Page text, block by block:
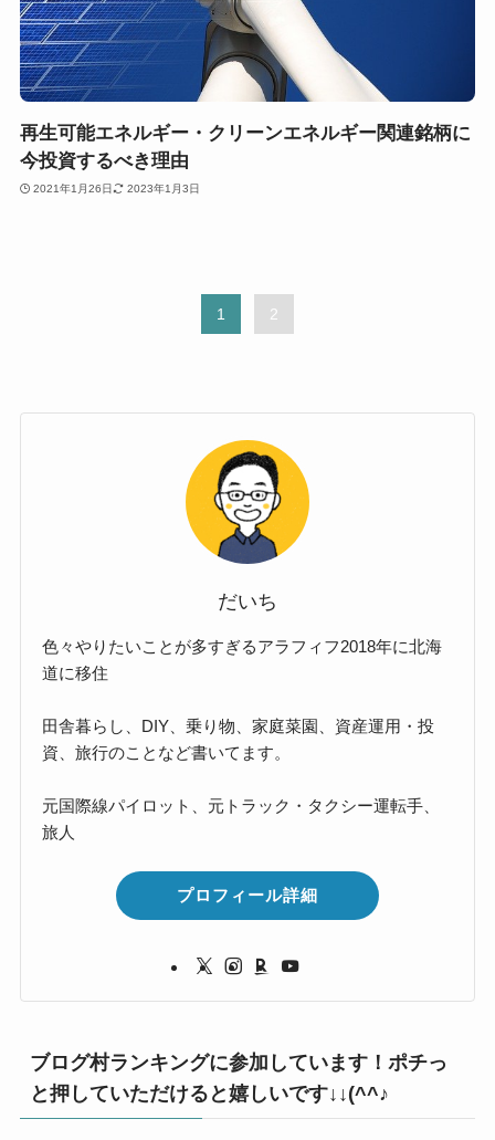
再生可能エネルギー・クリーンエネルギー関連銘柄に
今投資するべき理由
2021年1月26日 2023年1月3日
1 2
だいち
色々やりたいことが多すぎるアラフィフ2018年に北海
道に移住
田舎暮らし、DIY、乗り物、家庭菜園、資産運用・投
資、旅行のことなど書いてます。
元国際線パイロット、元トラック・タクシー運転手、
旅人
プロフィール詳細
ブログ村ランキングに参加しています！ポチっ
と押していただけると嬉しいです↓↓(^^♪